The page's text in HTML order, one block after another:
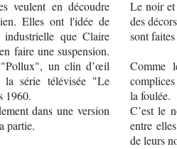
veulent en découdre
Elles ont l'idée de
industrielle que Claire
faire une suspension.
"Pollux", un clin d’œil
la série télévisée "Le
1960.
dans une version
partie.
Le noir et
des
sont
Comme
la foulée.
C’est le
entre
de leurs